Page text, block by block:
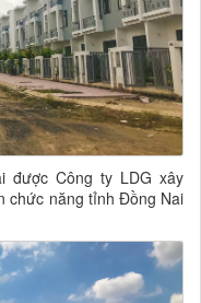
được Công ty LDG xây
chức năng tỉnh Đồng Nai